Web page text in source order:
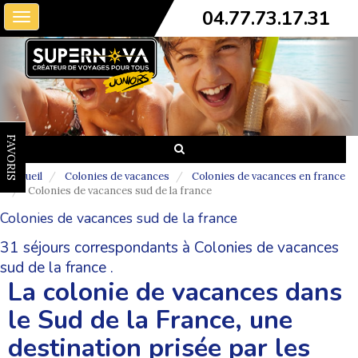
Toggle
navigation
04.77.73.17.31
FAVORIS
Accueil Colonies de vacances
Colonies de vacances en france
Colonies de vacances sud de la france
Colonies de vacances sud de la france
31 séjours correspondants à Colonies de vacances
sud de la france .
La colonie de vacances dans
le Sud de la France, une
destination prisée par les